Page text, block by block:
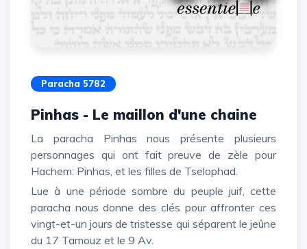
Paracha 5782
Pinhas - Le maillon d'une chaine
La paracha Pinhas nous présente plusieurs
personnages qui ont fait preuve de zèle pour
Hachem: Pinhas, et les filles de Tselophad.
Lue à une période sombre du peuple juif, cette
paracha nous donne des clés pour affronter ces
vingt-et-un jours de tristesse qui séparent le jeûne
du 17 Tamouz et le 9 Av.